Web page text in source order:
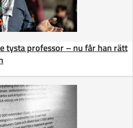
tysta professor – nu får han rätt